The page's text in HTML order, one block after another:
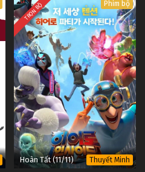
TRỌN BỘ Phim bộ
Hoàn Tất (11/11) Thuyết Minh